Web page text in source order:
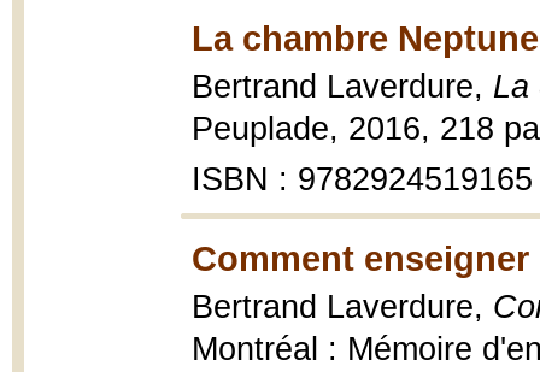
La chambre
Bertrand Laverdure, La
Peuplade, 2016, 218
ISBN : 9782924519165
Comment
Bertrand Laverdure,
Montréal : Mémoire